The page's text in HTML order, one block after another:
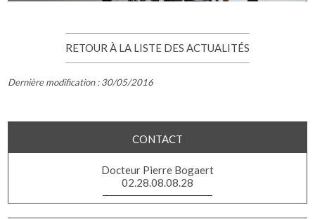
RETOUR À LA LISTE DES ACTUALITÉS
Dernière modification : 30/05/2016
CONTACT
Docteur Pierre Bogaert
02.28.08.08.28